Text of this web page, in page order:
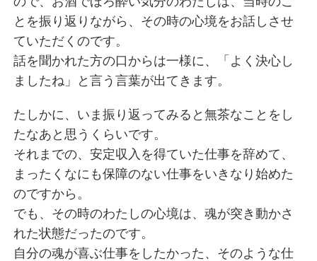
とを振り返りながら、その時の心境をお話しさせ
ていただくのです。
話を聞かれた方の口からは一様に、「よく決心し
ましたね」と言う言葉が出てきます。
たしかに、いま振り返ってみると無茶なことをし
たなあと思うくらいです。
それまでの、安定収入を得ていた仕事を辞めて、
まったくなにも保障のない仕事をいきなり始めた
のですから。
でも、その時のわたしの心境は、魂が突き動かさ
れた状態だったのです。
自分の魂が喜ぶ仕事をしたかった、そのような仕